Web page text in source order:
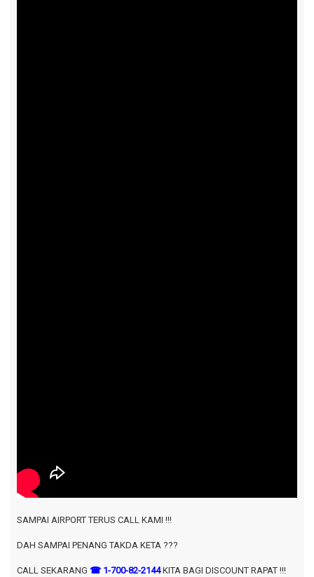
SAMPAI AIRPORT TERUS CALL KAMI !!!
DAH SAMPAI PENANG TAKDA KETA ???
CALL SEKARANG ☎ 1-700-82-2144KITA BAGI DISCOUNT RAPAT !!!